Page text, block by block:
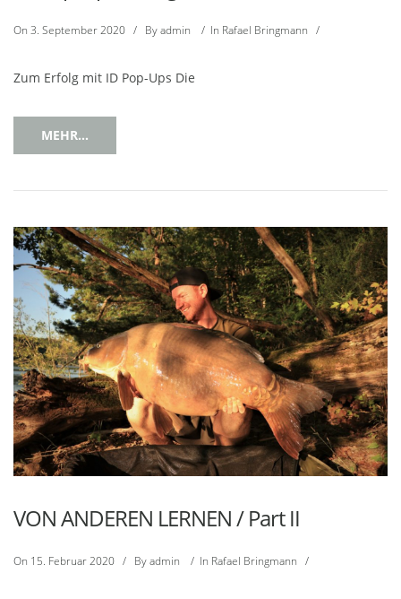
On 3. September 2020 / Byadmin / In Rafael Bringmann /
Zum Erfolg mit ID Pop-Ups Die
MEHR...
VON ANDEREN LERNEN / Part II
On 15. Februar 2020 / Byadmin / In Rafael Bringmann /